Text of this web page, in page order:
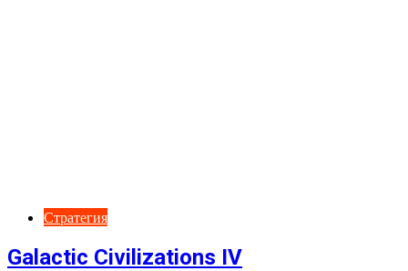
Стратегия
Galactic Civilizations IV